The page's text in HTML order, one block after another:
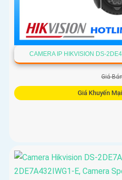
CAMERA IP HIKVISION DS-
Giá
Giá Khuyến